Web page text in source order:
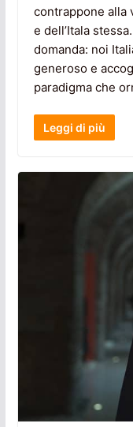
contrappone alla
e dell’Itala
domanda: noi
generoso e
paradigma che
Leggi di più